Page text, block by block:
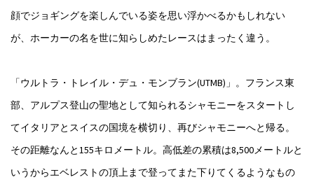
顔でジョギングを楽しんでいる姿を思い浮かべるかもしれない
が、ホーカーの名を世に知らしめたレースはまったく違う。
「ウルトラ・トレイル・デュ・モンブラン(UTMB)」。フランス東
部、アルプス登山の聖地として知られるシャモニーをスタートし
てイタリアとスイスの国境を横切り、再びシャモニーへと帰る。
その距離なんと155キロメートル。高低差の累積は8,500メートルと
いうからエベレストの頂上まで登ってまた下りてくるようなもの